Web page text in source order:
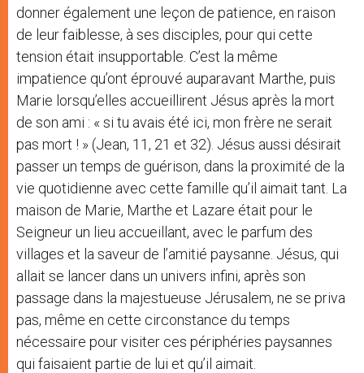
donner également une leçon de patience, en raison
de leur faiblesse, à ses disciples, pour qui cette
tension était insupportable. C’est la même
impatience qu’ont éprouvé auparavant Marthe, puis
Marie lorsqu’elles accueillirent Jésus après la mort
de son ami : « si tu avais été ici, mon frère ne serait
pas mort ! » (Jean, 11, 21 et 32). Jésus aussi désirait
passer un temps de guérison, dans la proximité de la
vie quotidienne avec cette famille qu’il aimait tant. La
maison de Marie, Marthe et Lazare était pour le
Seigneur un lieu accueillant, avec le parfum des
villages et la saveur de l’amitié paysanne. Jésus, qui
allait se lancer dans un univers infini, après son
passage dans la majestueuse Jérusalem, ne se priva
pas, même en cette circonstance du temps
nécessaire pour visiter ces périphéries paysannes
qui faisaient partie de lui et qu’il aimait.